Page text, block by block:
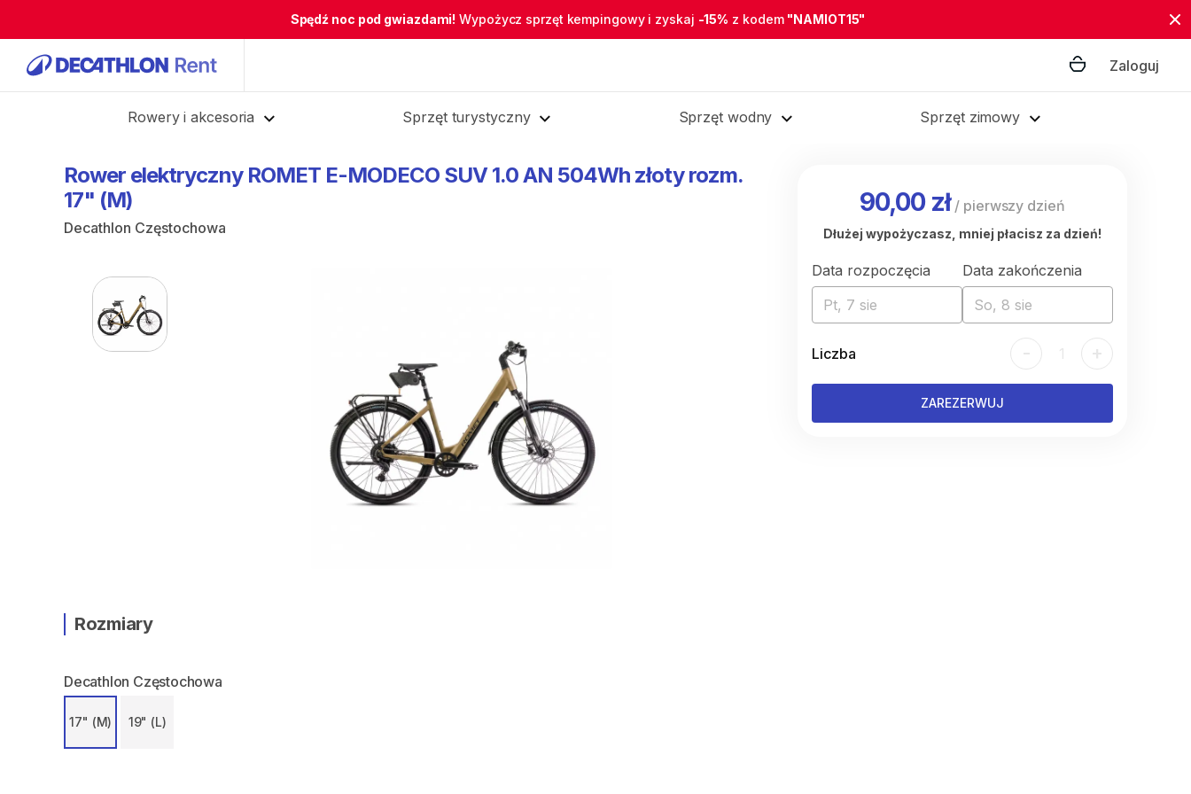
Spędź noc pod gwiazdami! Wypożycz sprzęt kempingowy i zyskaj -15% z kodem "NAMIOT15"
Zaloguj
Rowery i akcesoria Sprzęt turystyczny Sprzęt wodny Sprzęt zimowy
Rower elektryczny ROMET E-MODECO SUV 1.0AN 504Wh złoty rozm.
17" (M)
Decathlon Częstochowa
Rozmiary
Decathlon Częstochowa
17" (M) 19" (L)
90,00 zł/ pierwszy dzień
Dłużej wypożyczasz, mniej płacisz za dzień!
Data rozpoczęcia
Pt, 7 sie
Data zakończenia
So, 8 sie
Liczba - 1 +
ZAREZERWUJ